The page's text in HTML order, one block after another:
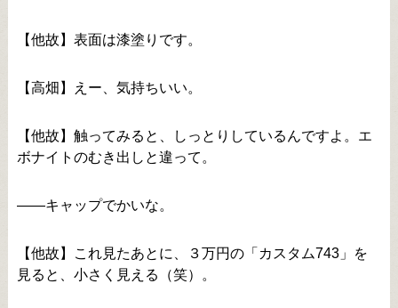
【他故】表面は漆塗りです。
【高畑】えー、気持ちいい。
【他故】触ってみると、しっとりしているんですよ。エ
ボナイトのむき出しと違って。
――キャップでかいな。
【他故】これ見たあとに、３万円の「カスタム743」を
見ると、小さく見える（笑）。